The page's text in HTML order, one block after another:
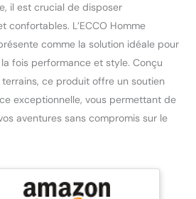
il est crucial de disposer
confortables. L’ECCO Homme
comme la solution idéale pour
fois performance et style. Conçu
ce produit offre un soutien
exceptionnelle, vous permettant de
aventures sans compromis sur le